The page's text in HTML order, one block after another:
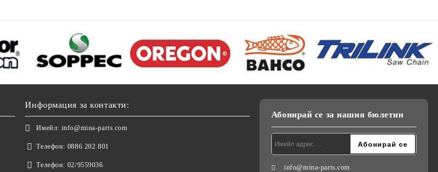
Информация за контакти:
Имейл: info@mina-parts.com
Телефон: 0886 202 801
Телефон: 02/9559036
Абонирай се за нашия бюлетин
info@mina-parts.com